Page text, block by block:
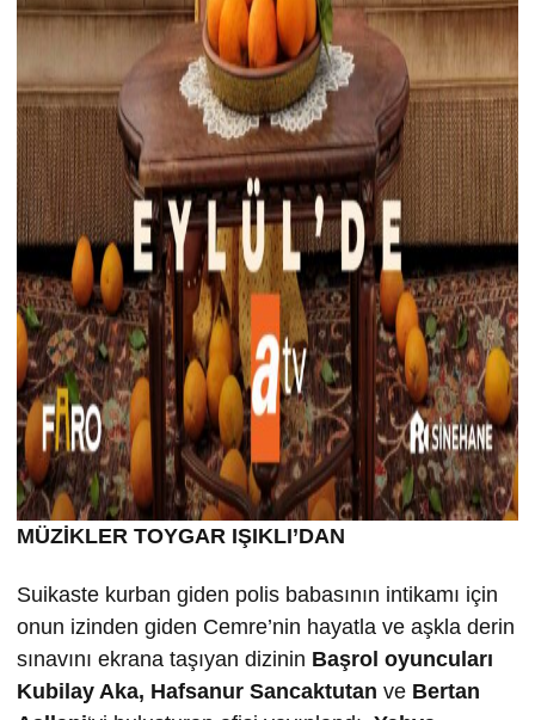
MÜZİKLER TOYGAR IŞIKLI’DAN
Suikaste kurban giden polis babasının intikamı için
onun izinden giden Cemre’nin hayatla ve aşkla derin
sınavını ekrana taşıyan dizinin Başrol oyuncuları
Kubilay Aka, Hafsanur Sancaktutan ve Bertan